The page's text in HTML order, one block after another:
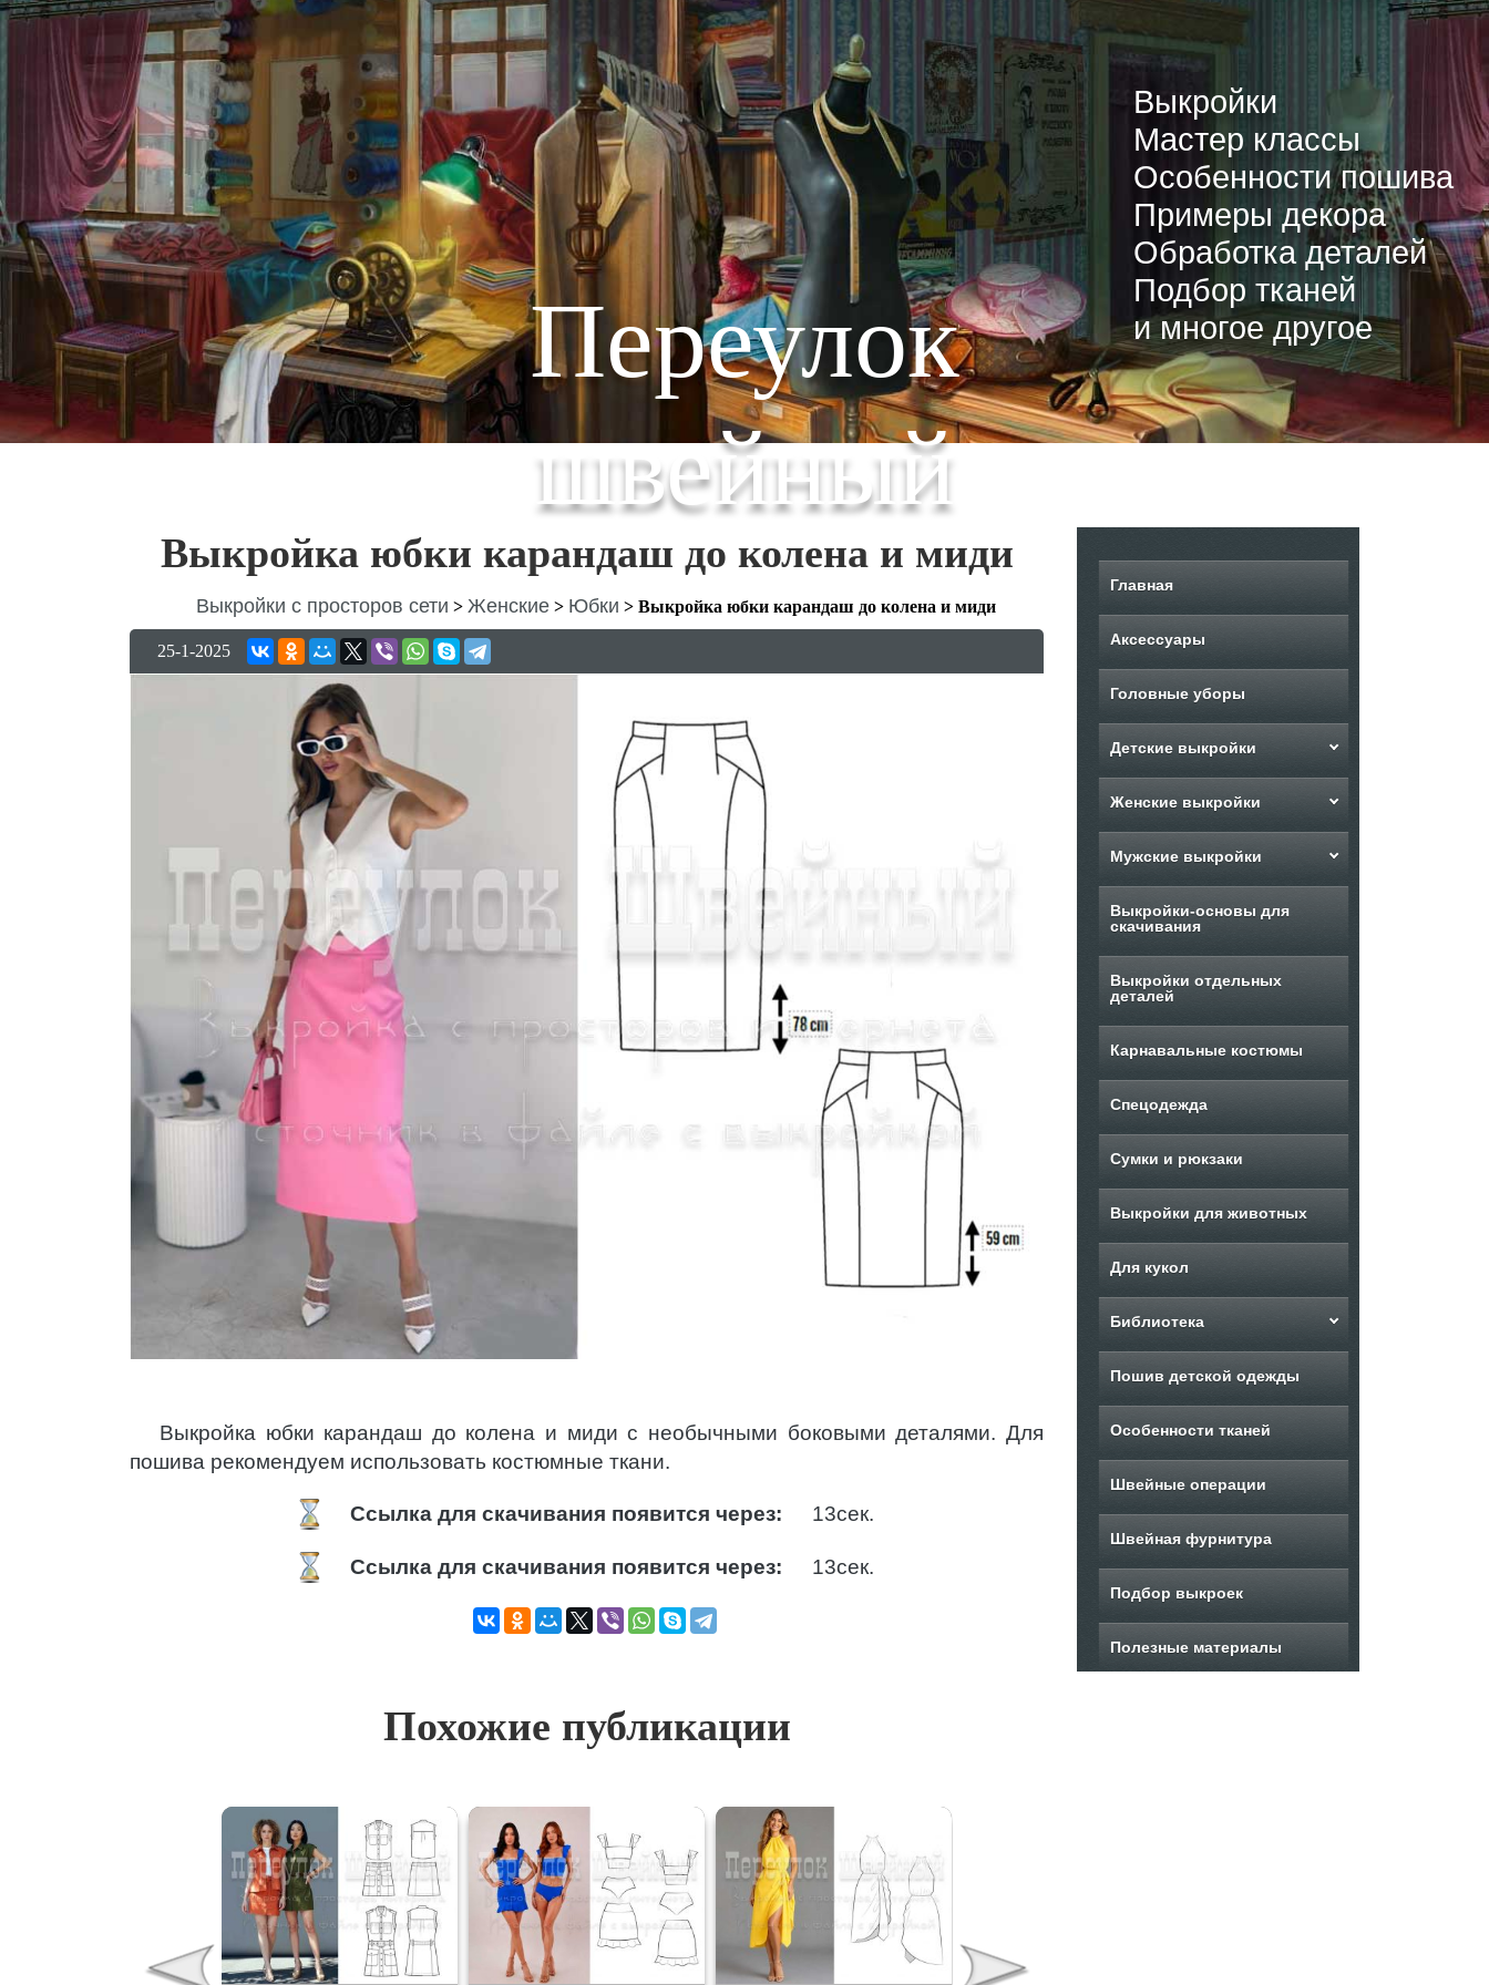
Переулок
швейный
Выкройки
Мастер классы
Особенности пошива
Примеры декора
Обработка деталей
Подбор тканей
и многое другое
Выкройка юбки карандаш до колена и миди
Выкройки с просторов сети > Женские > Юбки > Выкройка юбки карандаш до колена и миди
25-1-2025
Выкройка юбки карандаш до колена и миди с необычными боковыми деталями. Для
пошива рекомендуем использовать костюмные ткани.
Ссылка для скачивания появится через: 12сек.
Ссылка для скачивания появится через: 12сек.
Похожие публикации
Главная
Аксессуары
Головные уборы
Детские выкройки
Женские выкройки
Мужские выкройки
Выкройки-основы для
скачивания
Выкройки отдельных
деталей
Карнавальные костюмы
Спецодежда
Сумки и рюкзаки
Выкройки для животных
Для кукол
Библиотека
Пошив детской одежды
Особенности тканей
Швейные операции
Швейная фурнитура
Подбор выкроек
Полезные материалы